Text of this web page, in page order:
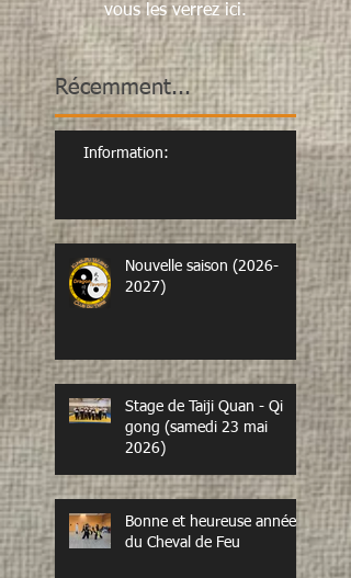
vous les verrez ici.
Récemment...
Information:
Nouvelle saison (2026-
2027)
Stage de Taiji Quan - Qi
gong (samedi 23 mai
2026)
Bonne et heureuse année
du Cheval de Feu